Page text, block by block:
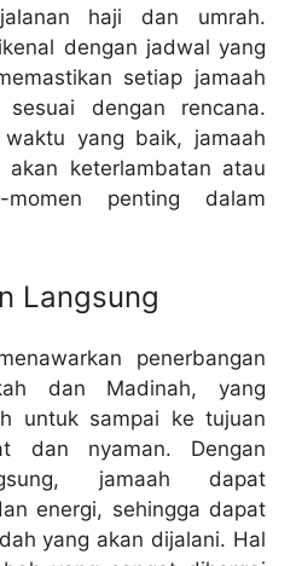
haji dan umrah.
dengan jadwal yang
setiap jamaah
dengan rencana.
waktu yang baik, jamaah
keterlambatan atau
momen penting dalam
Langsung
penerbangan
dan Madinah, yang
untuk sampai ke tujuan
dan nyaman. Dengan
jamaah dapat
energi, sehingga dapat
yang akan dijalani. Hal